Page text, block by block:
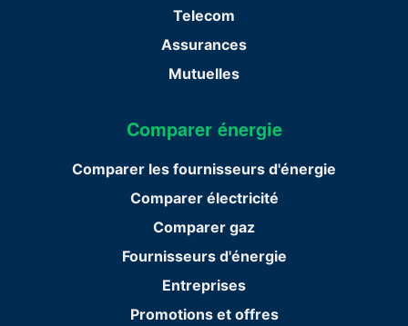
Telecom
Assurances
Mutuelles
Comparer énergie
Comparer les fournisseurs d'énergie
Comparer électricité
Comparer gaz
Fournisseurs d'énergie
Entreprises
Promotions et offres